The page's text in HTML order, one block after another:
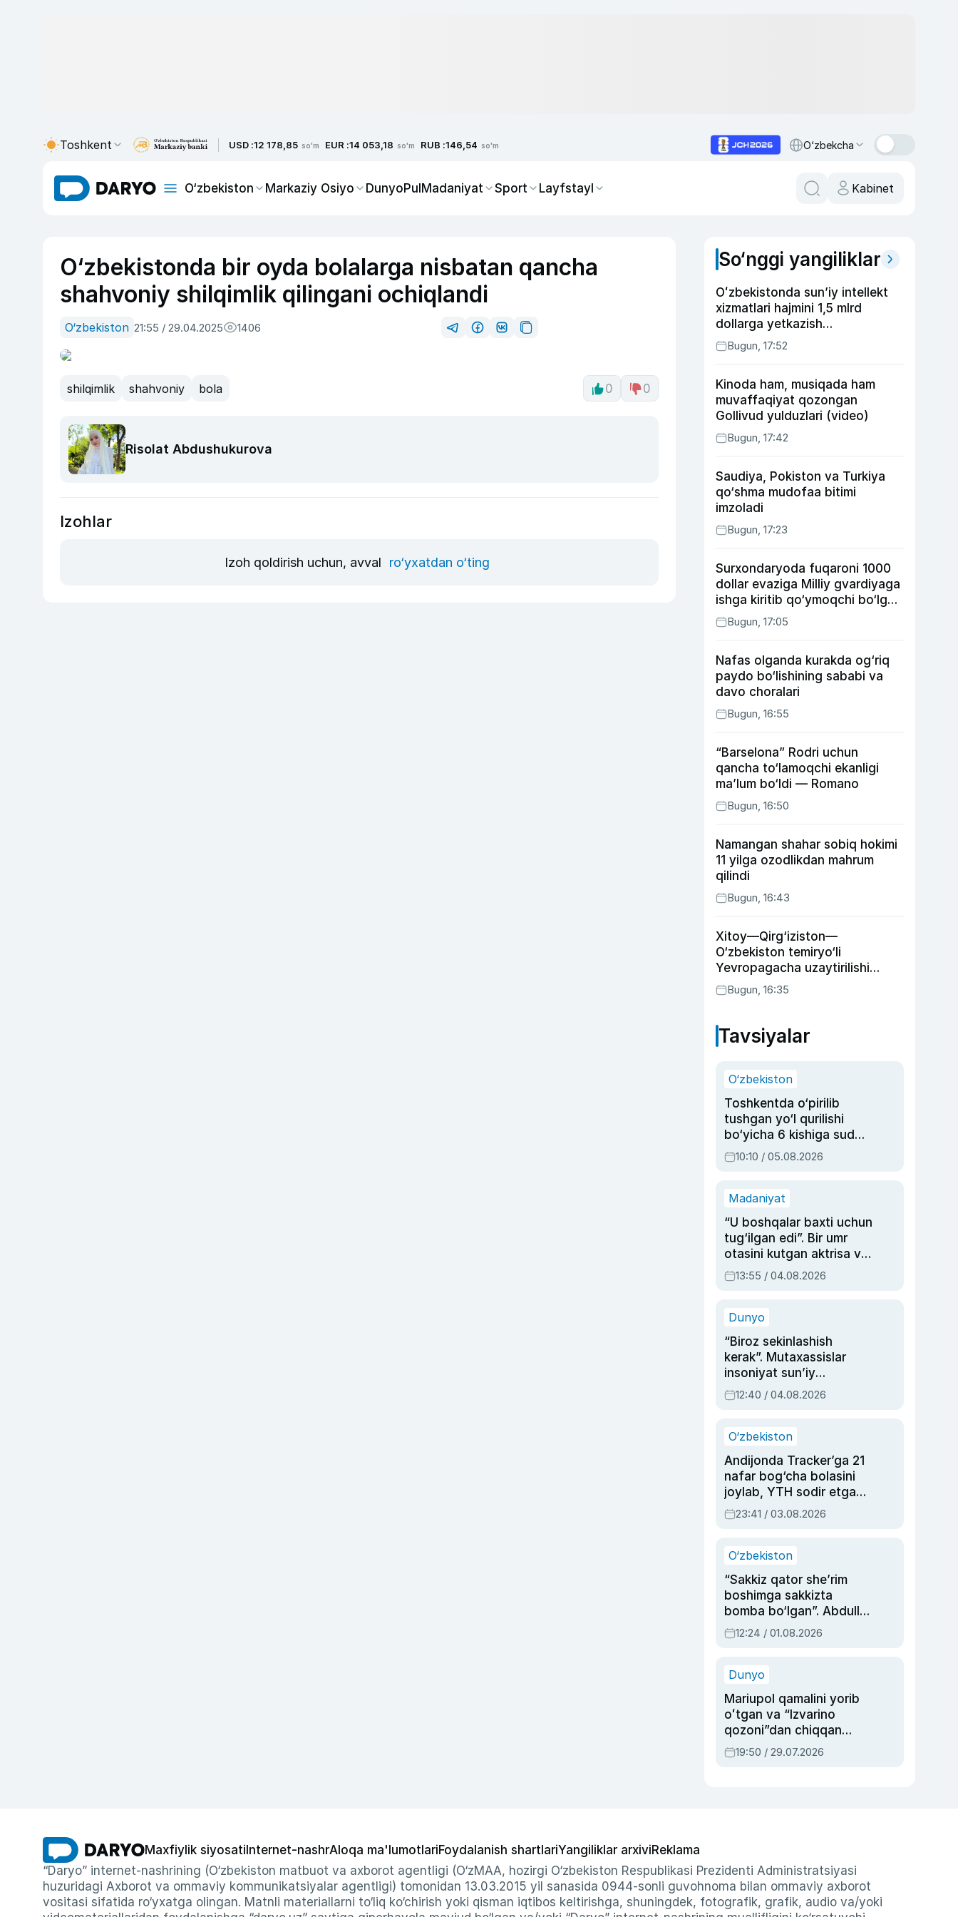
Toshkent USD :12 178,85 so'm EUR :14 053,18 so'm RUB :146,54 so'm O‘zbekcha
O‘zbekiston Markaziy Osiyo DunyoPulMadaniyat Sport Layfstayl Kabinet
O‘zbekistonda bir oyda bolalarga nisbatan qancha
shahvoniy shilqimlik qilingani ochiqlandi
O‘zbekiston 21:55 / 29.04.2025 1406
shilqimlik shahvoniy bola 0 0
Risolat Abdushukurova
Izohlar
Izoh qoldirish uchun, avval ro‘yxatdan o‘ting
So‘nggi yangiliklar
Oʻzbekistonda sunʼiy intellekt
xizmatlari hajmini 1,5 mlrd
dollarga yetkazish
rejalashtirilmoqda
Bugun, 17:52
Kinoda ham, musiqada ham
muvaffaqiyat qozongan
Gollivud yulduzlari (video)
Bugun, 17:42
Saudiya, Pokiston va Turkiya
qo‘shma mudofaa bitimi
imzoladi
Bugun, 17:23
Surxondaryoda fuqaroni 1000
dollar evaziga Milliy gvardiyaga
ishga kiritib qo‘ymoqchi bo‘lgan
shaxs ushlandi
Bugun, 17:05
Nafas olganda kurakda og‘riq
paydo bo‘lishining sababi va
davo choralari
Bugun, 16:55
“Barselona” Rodri uchun
qancha to‘lamoqchi ekanligi
ma’lum bo‘ldi — Romano
Bugun, 16:50
Namangan shahar sobiq hokimi
11 yilga ozodlikdan mahrum
qilindi
Bugun, 16:43
Xitoy—Qirg‘iziston—
O‘zbekiston temiryo‘li
Yevropagacha uzaytirilishi
mumkin
Bugun, 16:35
Tavsiyalar
O‘zbekiston
Toshkentda o‘pirilib
tushgan yo‘l qurilishi
bo‘yicha 6 kishiga sud
hukmi o‘qildi
10:10 / 05.08.2026
Madaniyat
“U boshqalar baxti uchun
tug‘ilgan edi”. Bir umr
otasini kutgan aktrisa va
dublyaj ustasi Rimma
Ahmedovaning
13:55 / 04.08.2026
Dunyo
“Biroz sekinlashish
kerak”. Mutaxassislar
insoniyat sun’iy
intellektni boshqara
olmay qolishidan xavotir
12:40 / 04.08.2026
O‘zbekiston
Andijonda Tracker’ga 21
nafar bog‘cha bolasini
joylab, YTH sodir etgan
ayolga sud hukmi o‘qildi
23:41 / 03.08.2026
O‘zbekiston
“Sakkiz qator she’rim
boshimga sakkizta
bomba bo‘lgan”. Abdulla
Oripovni siyosiy
ayblovlardan asrab
12:24 / 01.08.2026
Dunyo
Mariupol qamalini yorib
oʻtgan va “Izvarino
qozoni”dan chiqqan
qahramon — Ukraina
armiyasi bosh
19:50 / 29.07.2026
Maxfiylik siyosati Internet-nashrAloqa ma'lumotlariFoydalanish shartlariYangiliklar arxiviReklama
“Daryo” internet-nashrining (O‘zbekiston matbuot va axborot agentligi (O‘zMAA, hozirgi O‘zbekiston Respublikasi Prezidenti Administratsiyasi
huzuridagi Axborot va ommaviy kommunikatsiyalar agentligi) tomonidan 13.03.2015 yil sanasida 0944-sonli guvohnoma bilan ommaviy axborot
vositasi sifatida ro‘yxatga olingan. Matnli materiallarni to‘liq ko‘chirish yoki qisman iqtibos keltirishga, shuningdek, fotografik, grafik, audio va/yoki